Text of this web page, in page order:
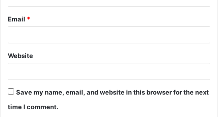
Email *
Website
Save my name, email, and website in this browser for the next
time I comment.